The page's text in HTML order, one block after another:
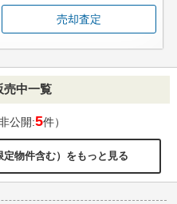
売却査定
売中一覧
公開:5件）
物件含む）をもっと見る